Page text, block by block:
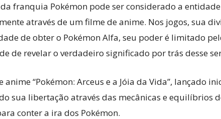
franquia Pokémon pode ser considerado a
através de um filme de anime. Nos jogos, sua
de obter o Pokémon Alfa, seu poder é limitado
de revelar o verdadeiro significado por trás desse
anime “Pokémon: Arceus e a Jóia da Vida”, lançado
sua libertação através das mecânicas e
conter a ira dos Pokémon.